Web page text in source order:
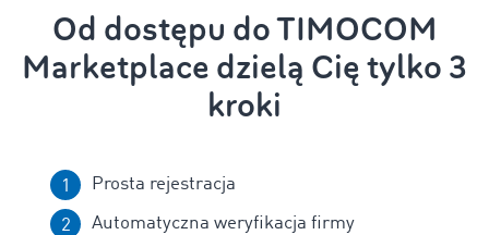
Od dostępu do TIMOCOM
Marketplace dzielą Cię tylko 3
kroki
Prosta rejestracja
Automatyczna weryfikacja firmy